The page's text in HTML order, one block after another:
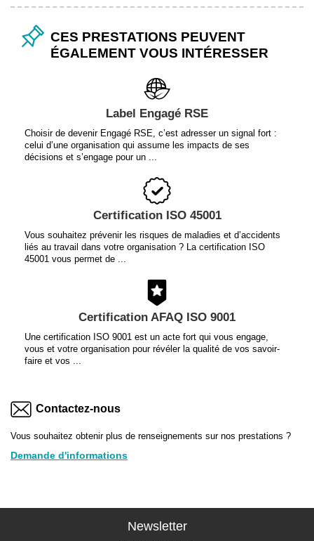
CES PRESTATIONS PEUVENT
ÉGALEMENT VOUS INTÉRESSER
Label Engagé RSE
Choisir de devenir Engagé RSE, c’est adresser un signal fort :
celui d’une organisation qui assume les impacts de ses
décisions et s’engage pour un ...
Certification ISO 45001
Vous souhaitez prévenir les risques de maladies et d’accidents
liés au travail dans votre organisation ? La certification ISO
45001 vous permet de ...
Certification AFAQ ISO 9001
Une certification ISO 9001 est un acte fort qui vous engage,
vous et votre organisation pour révéler la qualité de vos savoir-
faire et vos ...
Contactez-nous
Vous souhaitez obtenir plus de renseignements sur nos prestations ?
Demande d'informations
Newsletter